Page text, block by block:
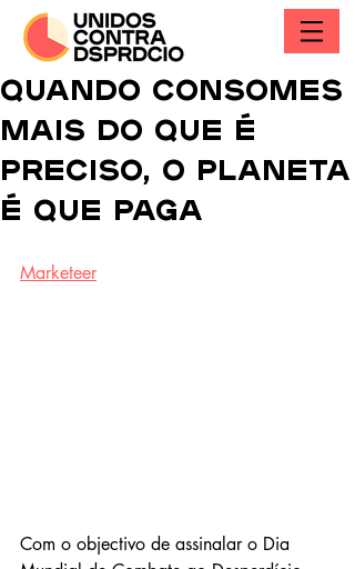
Quando consomes
mais do que é
preciso, o planeta
é que paga
Marketeer
Com o objectivo de assinalar o Dia